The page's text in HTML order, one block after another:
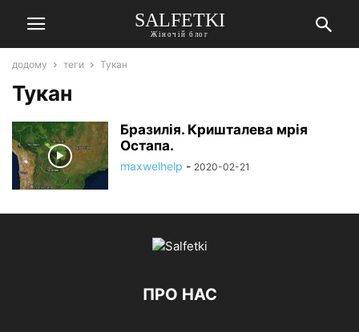
SALFETKI
Жіночій блог
додому теги Тукан
Тукан
Бразилія. Кришталева мрія
Остапа.
maxwelhelp - 2020-02-21
ПРО НАС